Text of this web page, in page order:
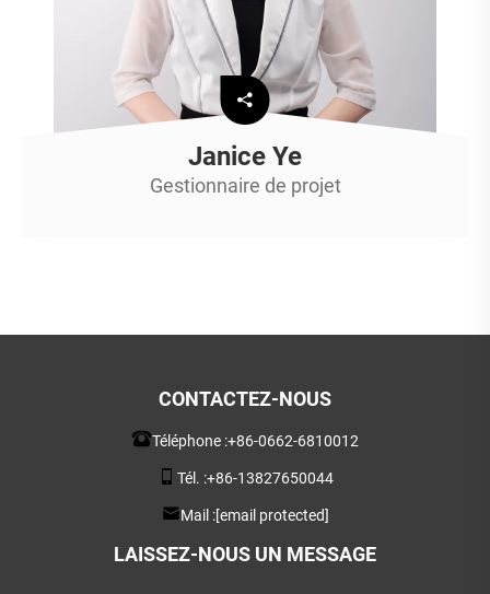
Janice Ye
Gestionnaire de projet
CONTACTEZ-NOUS
Téléphone :+86-0662-6810012
Tél. :+86-13827650044
Mail :[email protected]
LAISSEZ-NOUS UN MESSAGE